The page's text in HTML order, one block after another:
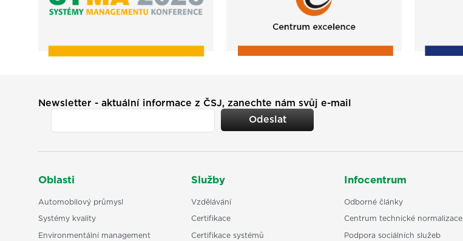
Newsletter - aktuální informace z ČSJ, zanechte nám svůj e-mail
Odeslat
Oblasti
Automobilový průmysl
Systémy kvality
Environmentální management
Služby
Vzdělávání
Certifikace
Certifikace systémů
Infocentrum
Odborné články
Centrum technické normalizace
Podpora sociálních služeb